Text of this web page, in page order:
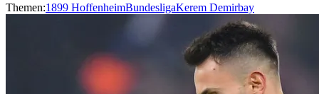
Themen:1899 HoffenheimBundesligaKerem Demirbay